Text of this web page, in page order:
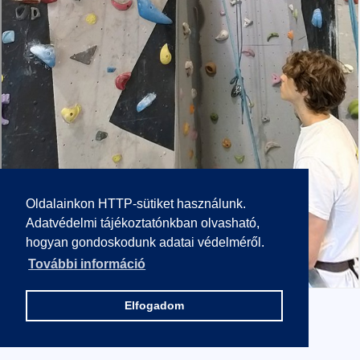
Oldalainkon HTTP-sütiket használunk.
Adatvédelmi tájékoztatónkban olvasható,
hogyan gondoskodunk adatai védelméről.
További információ
Elfogadom